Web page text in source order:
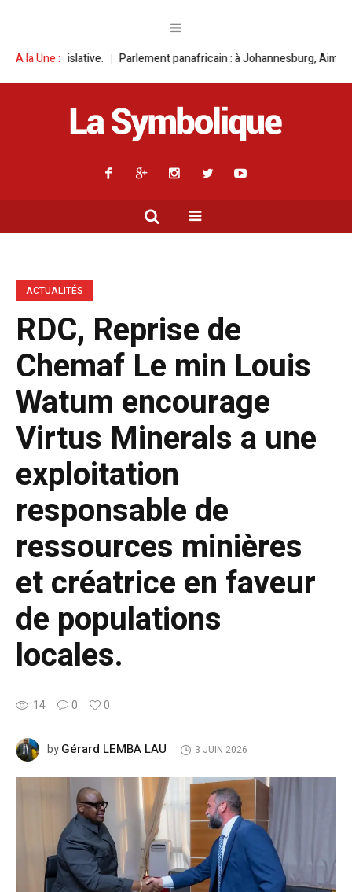
A la Une :panafricain : à Johannesburg, Aimé Boji Sangara multiplie les
ACTUALITÉS
RDC, Reprise de
Chemaf Le min Louis
Watum encourage
Virtus Minerals a une
exploitation
responsable de
ressources minières
et créatrice en faveur
de populations
locales.
14 0 0
byGérard LEMBA LAU 3 JUIN 2026